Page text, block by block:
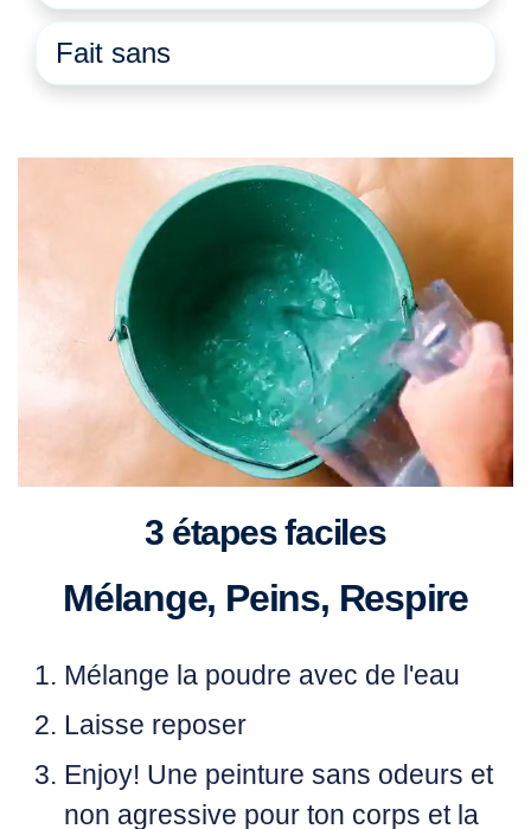
Fait sans
3 étapes faciles
Mélange, Peins, Respire
Mélange la poudre avec de l'eau
Laisse reposer
Enjoy! Une peinture sans odeurs et
non agressive pour ton corps et la